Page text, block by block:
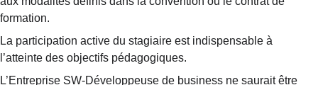
formation.
La participation active du stagiaire est indispensable à
l’atteinte des objectifs pédagogiques.
L’Entreprise SW-Développeuse de business ne saurait être